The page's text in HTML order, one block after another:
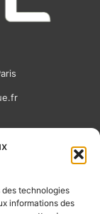
des technologies
informations des